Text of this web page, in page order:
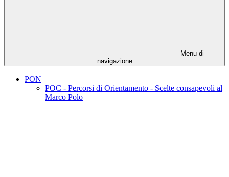
Menu di
navigazione
PON
POC - Percorsi di Orientamento - Scelte consapevoli al
Marco Polo